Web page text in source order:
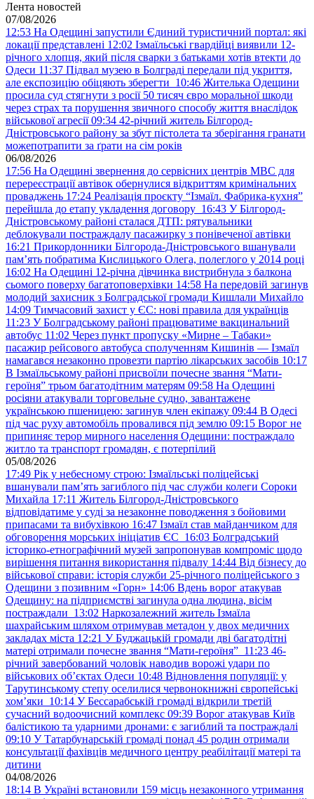
Лента новостей
07/08/2026
12:53 На Одещині запустили Єдиний туристичний портал: які
локації представлені 12:02 Ізмаїльські гвардійці виявили 12-
річного хлопця, який після сварки з батьками хотів втекти до
Одеси 11:37 Підвал музею в Болграді передали під укриття,
але експозицію обіцяють зберегти 10:46 Жителька Одещини
просила суд стягнути з росії 50 тисяч євро моральної шкоди
через страх та порушення звичного способу життя внаслідок
військової агресії 09:34 42-річний житель Білгород-
Дністровського району за збут пістолета та зберігання гранати
можепотрапити за ґрати на сім років
06/08/2026
17:56 На Одещині звернення до сервісних центрів МВС для
перереєстрації автівок обернулися відкриттям кримінальних
проваджень 17:24 Реалізація проєкту “Ізмаїл. Фабрика-кухня”
перейшла до етапу укладення договору 16:43 У Білгород-
Дністровському районі сталася ДТП: рятувальники
деблокували постраждалу пасажирку з понівеченої автівки
16:21 Прикордонники Білгорода-Дністровського вшанували
пам’ять побратима Кислицького Олега, полеглого у 2014 році
16:02 На Одещині 12-річна дівчинка вистрибнула з балкона
сьомого поверху багатоповерхівки 14:58 На передовій загинув
молодий захисник з Болградської громади Кишлали Михайло
14:09 Тимчасовий захист у ЄС: нові правила для українців
11:23 У Болградському районі працюватиме вакцинальний
автобус 11:02 Через пункт пропуску «Мирне – Табаки»
пасажир рейсового автобуса сполученням Кишинів — Ізмаїл
намагався незаконно провезти партію лікарських засобів 10:17
В Ізмаїльському районі присвоїли почесне звання “Мати-
героїня” трьом багатодітним матерям 09:58 На Одещині
росіяни атакували торговельне судно, завантажене
українською пшеницею: загинув член екіпажу 09:44 В Одесі
під час руху автомобіль провалився під землю 09:15 Ворог не
припиняє терор мирного населення Одещини: постраждало
житло та транспорт громадян, є потерпілий
05/08/2026
17:49 Рік у небесному строю: Ізмаїльські поліцейські
вшанували пам’ять загиблого під час служби колеги Сороки
Михайла 17:11 Житель Білгород-Дністровського
відповідатиме у суді за незаконне поводження з бойовими
припасами та вибухівкою 16:47 Ізмаїл став майданчиком для
обговорення морських ініціатив ЄС 16:03 Болградський
історико-етнографічний музей запропонував компроміс щодо
вирішення питання використання підвалу 14:44 Від бізнесу до
військової справи: історія служби 25-річного поліцейського з
Одещини з позивним «Горн» 14:06 Вдень ворог атакував
Одещину: на підприємстві загинула одна людина, вісім
постраждали 13:02 Наркозалежний житель Ізмаїла
шахрайським шляхом отримував метадон у двох медичних
закладах міста 12:21 У Буджацькій громади дві багатодітні
матері отримали почесне звання “Мати-героїня” 11:23 46-
річний завербований чоловік наводив ворожі удари по
військових обʼєктах Одеси 10:48 Відновлення популяції: у
Тарутинському степу оселилися червонокнижні європейські
хом’яки 10:14 У Бессарабській громаді відкрили третій
сучасний водоочисний комплекс 09:39 Ворог атакував Київ
балістикою та ударними дронами: є загиблий та постраждалі
09:10 У Татарбунарській громаді понад 45 родин отримали
консультації фахівців медичного центру реабілітації матері та
дитини
04/08/2026
18:14 В Україні встановили 159 місць незаконного утримання